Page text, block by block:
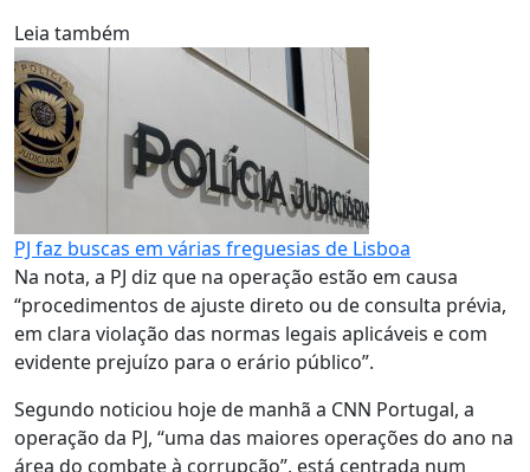
Leia também
PJ faz buscas em várias freguesias de Lisboa
Na nota, a PJ diz que na operação estão em causa
“procedimentos de ajuste direto ou de consulta prévia,
em clara violação das normas legais aplicáveis e com
evidente prejuízo para o erário público”.
Segundo noticiou hoje de manhã a CNN Portugal, a
operação da PJ, “uma das maiores operações do ano na
área do combate à corrupção”, está centrada num